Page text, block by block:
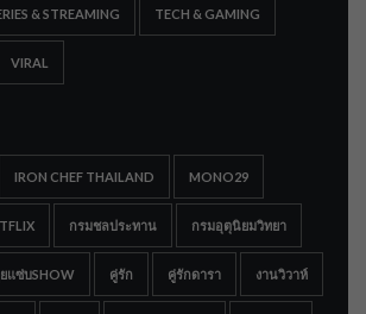
& STREAMING TECH & GAMING
VIRAL
IRON CHEF THAILAND MONO29
กรมชลประทาน กรมอุตุนิยมวิทยา
แซ่บSHOW คู่รัก คู่รักดารา งานวิวาห์